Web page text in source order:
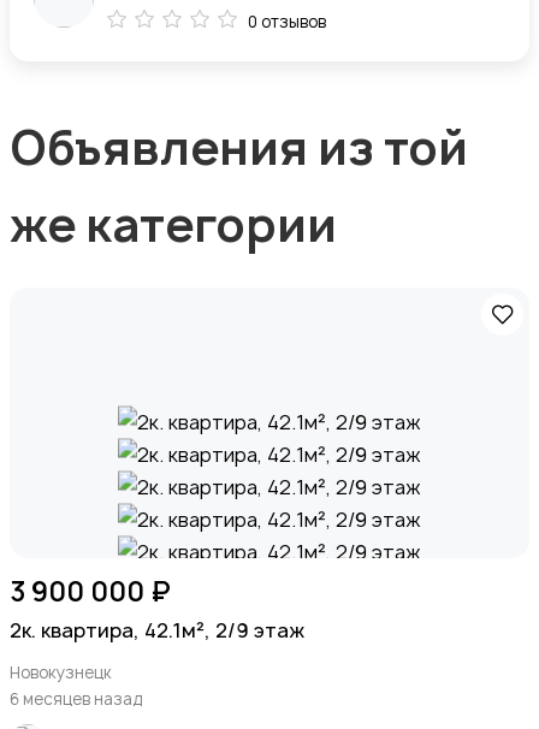
0 отзывов
Объявления из той
же категории
3 900 000 ₽
2к. квартира, 42.1м², 2/9 этаж
Новокузнецк
6 месяцев назад